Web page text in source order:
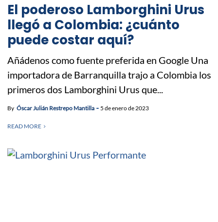
El poderoso Lamborghini Urus
llegó a Colombia: ¿cuánto
puede costar aquí?
Añádenos como fuente preferida en Google Una
importadora de Barranquilla trajo a Colombia los
primeros dos Lamborghini Urus que...
By Óscar Julián Restrepo Mantilla 5 de enero de 2023
READ MORE